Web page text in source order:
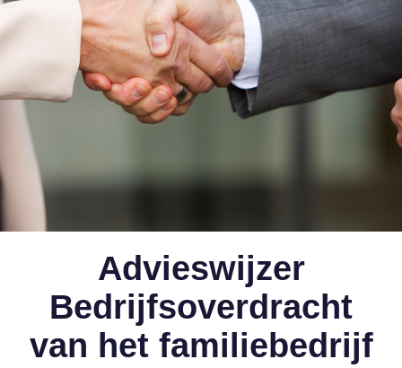
Advieswijzer
Bedrijfsoverdracht
van het familiebedrijf